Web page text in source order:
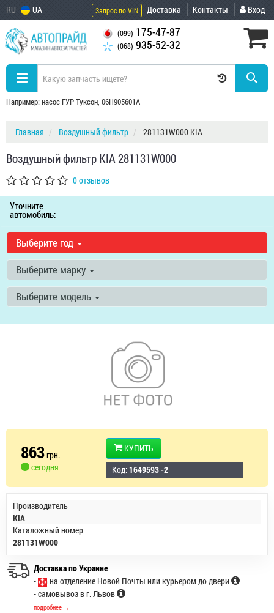
RU UA Запрос по VIN Доставка Контакты Вход
(099) 175-47-87
(068) 935-52-32
Например: насос ГУР Туксон, 06H905601A
Главная Воздушный фильтр 281131W000 KIA
Воздушный фильтр KIA 281131W000
0 отзывов
Уточните
автомобиль:
Выберите год
Выберите марку
Выберите модель
863грн.
сегодня
КУПИТЬ
Код: 1649593 -2
Производитель
KIA
Каталожный номер
281131W000
Доставка по Украине
-
на отделение Новой Почты или курьером до двери
- самовывоз в г. Львов
подробнее →